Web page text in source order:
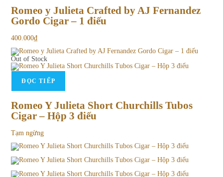
Romeo y Julieta Crafted by AJ Fernandez
Gordo Cigar – 1 điếu
400.000₫
Out of Stock
ĐỌC TIẾP
Romeo Y Julieta Short Churchills Tubos
Cigar – Hộp 3 điếu
Tạm ngừng